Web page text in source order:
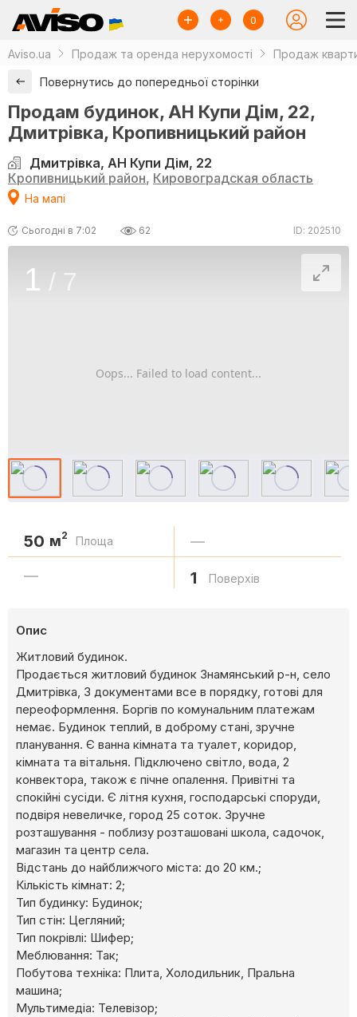
0
Aviso.ua Продаж та оренда нерухомості Продаж
Повернутись до попередньої сторінки
Продам будинок, АН Купи Дім, 22,
Дмитрівка, Кропивницький район
Дмитрівка, АН Купи Дім, 22
Кропивницький район, Кировоградская область
На мапі
Сьогодні в 7:02 62 ID: 202510
Oops... Failed to load content...
1 / 7
50 м2 Площа —
— 1 Поверхів
Опис
Житловий будинок.
Продається житловий будинок Знамянський р-н, село
Дмитрівка, З документами все в порядку, готові для
переоформлення. Боргів по комунальним платежам
немає. Будинок теплий, в доброму стані, зручне
планування. Є ванна кімната та туалет, коридор,
кімната та вітальня. Підключено світло, вода, 2
конвектора, також є пічне опалення. Привітні та
спокійні сусіди. Є літня кухня, господарські споруди,
подвіря невеличке, город 25 соток. Зручне
розташування - поблизу розташовані школа, садочок,
магазин та центр села.
Відстань до найближчого міста: до 20 км.;
Кількість кімнат: 2;
Тип будинку: Будинок;
Тип стін: Цегляний;
Тип покрівлі: Шифер;
Меблювання: Так;
Побутова техніка: Плита, Холодильник, Пральна
машина;
Мультимедіа: Телевізор;